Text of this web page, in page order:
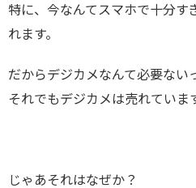
特に、今なんてスマホで十分す
れます。
だからデジカメなんて必要ない
それでもデジカメは売れていま
じゃあそれはなぜか？